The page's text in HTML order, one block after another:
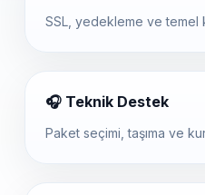
SSL, yedekleme ve temel
🎧 Teknik Destek
Paket seçimi, taşıma ve